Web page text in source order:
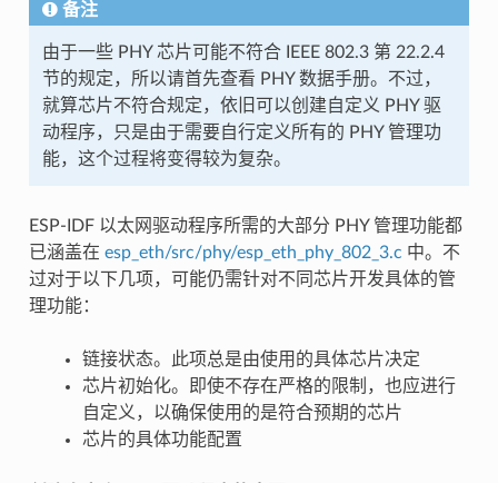
备注
由于一些 PHY 芯片可能不符合 IEEE 802.3 第 22.2.4
节的规定，所以请首先查看 PHY 数据手册。不过，
就算芯片不符合规定，依旧可以创建自定义 PHY 驱
动程序，只是由于需要自行定义所有的 PHY 管理功
能，这个过程将变得较为复杂。
ESP-IDF 以太网驱动程序所需的大部分 PHY 管理功能都
已涵盖在 esp_eth/src/phy/esp_eth_phy_802_3.c 中。不
过对于以下几项，可能仍需针对不同芯片开发具体的管
理功能：
链接状态。此项总是由使用的具体芯片决定
芯片初始化。即使不存在严格的限制，也应进行
自定义，以确保使用的是符合预期的芯片
芯片的具体功能配置